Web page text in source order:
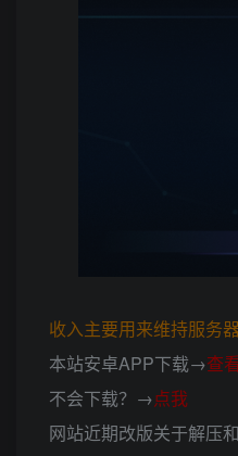
收入主要用来维持服务
本站安卓APP下载→查
不会下载？→点我
网站近期改版关于解压